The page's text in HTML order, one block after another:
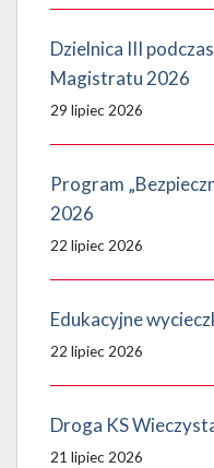
Dzielnica III
Magistratu 2026
29 lipiec 2026
Program
2026
22 lipiec 2026
Edukacyjne
22 lipiec 2026
Droga KS
21 lipiec 2026